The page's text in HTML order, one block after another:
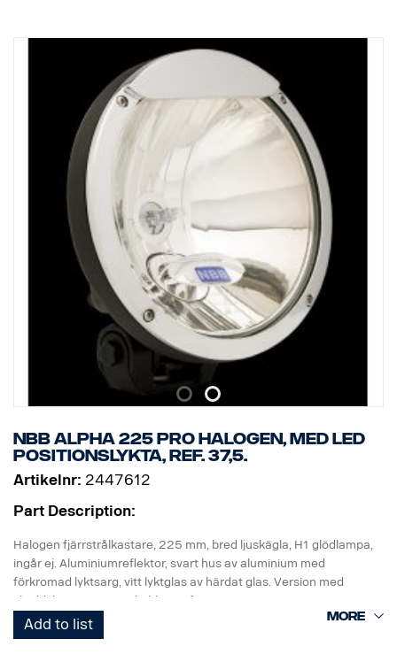
NBB Alpha 225 Pro halogen, med LED
positionslykta, ref. 37,5.
Artikelnr: 2447612
Part Description:
Halogen fjärrstrålkastare, 225 mm, bred ljuskägla, H1 glödlampa,
ingår ej. Aluminiumreflektor, svart hus av aluminium med
förkromad lyktsarg, vitt lyktglas av härdat glas. Version med
skyddsbussning, inga kablar ingår.
Rekommenderad H1 HD premium reservglödlampa: Scania art.nr.
Add to list